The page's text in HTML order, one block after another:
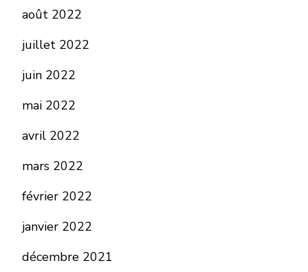
août 2022
juillet 2022
juin 2022
mai 2022
avril 2022
mars 2022
février 2022
janvier 2022
décembre 2021